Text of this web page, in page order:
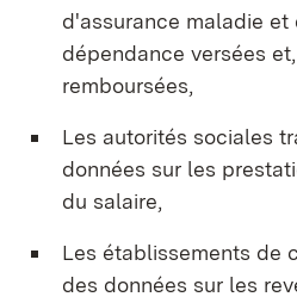
d'assurance maladie et
dépendance versées
remboursées,
Les autorités sociales
données sur les
du salaire,
Les établissements de
des données sur les